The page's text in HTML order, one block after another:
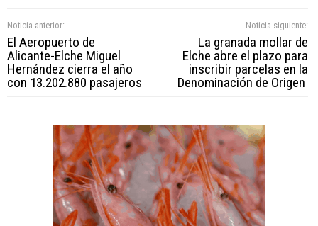
Noticia anterior:
El Aeropuerto de
Alicante-Elche Miguel
Hernández cierra el año
con 13.202.880 pasajeros
Noticia siguiente:
La granada mollar de
Elche abre el plazo para
inscribir parcelas en la
Denominación de Origen